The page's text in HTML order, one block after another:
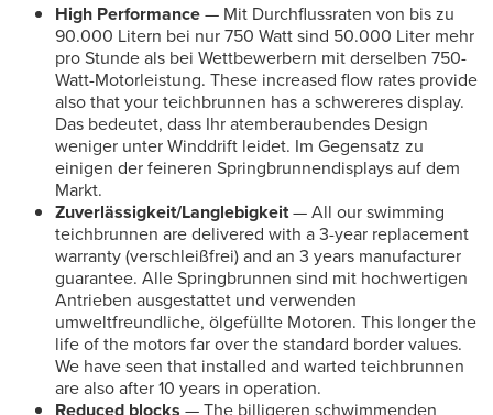
High Performance— Mit Durchflussraten von bis zu
90.000 Litern bei nur 750 Watt sind 50.000 Liter mehr
pro Stunde als bei Wettbewerbern mit derselben 750-
Watt-Motorleistung. These increased flow rates provide
also that your teichbrunnen has a schwereres display.
Das bedeutet, dass Ihr atemberaubendes Design
weniger unter Winddrift leidet. Im Gegensatz zu
einigen der feineren Springbrunnendisplays auf dem
Markt.
Zuverlässigkeit/Langlebigkeit— All our swimming
teichbrunnen are delivered with a 3-year replacement
warranty (verschleißfrei) and an 3 years manufacturer
guarantee. Alle Springbrunnen sind mit hochwertigen
Antrieben ausgestattet und verwenden
umweltfreundliche, ölgefüllte Motoren. This longer the
life of the motors far over the standard border values.
We have seen that installed and warted teichbrunnen
are also after 10 years in operation.